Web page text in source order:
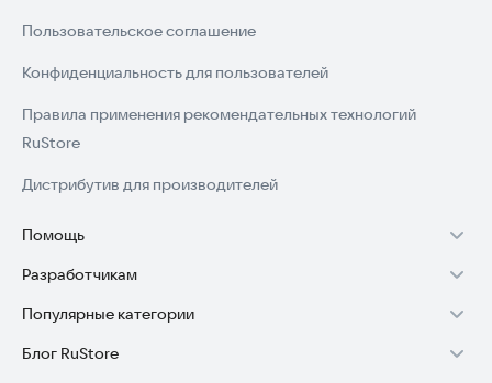
Пользовательское соглашение
Конфиденциальность для пользователей
Правила применения рекомендательных технологий
RuStore
Дистрибутив для производителей
Помощь
Установка RuStore на TV
Установка RuStore на телефон
Установка RuStore в машину
Разработчикам
Зарабатывать с RuStore
Стать разработчиком
Популярные категории
Игры для Android
Блог RuStore